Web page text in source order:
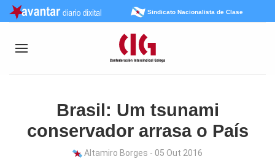
Sindicato Nacionalista de Clase
Brasil: Um tsunami
conservador arrasa o País
Altamiro Borges - 05 Out 2016